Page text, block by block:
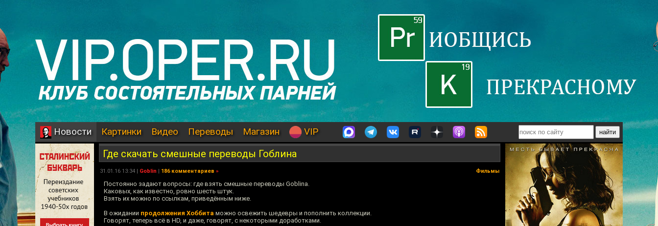
Новости Картинки Видео Переводы Магазин VIP
Где скачать смешные переводы Гоблина
31.01.16 13:34 | Goblin | 186 комментариев » Фильмы
Постоянно задают вопросы: где взять смешные переводы Goblina.
Каковых, как известно, ровно шесть штук.
Взять их можно по ссылкам, приведённым ниже.
В ожидании продолжения Хоббита можно освежить шедевры и пополнить коллекции.
Говорят, теперь всё в HD, и даже, говорят, с некоторыми доработками.